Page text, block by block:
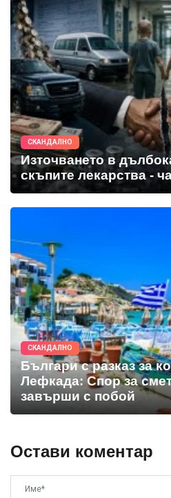
СКАНДАЛНО
Източването в
скъпите лекарства -
СКАНДАЛНО
Българи с разказ за
Лефкада: Спор за
завърши с побой
Остави коментар